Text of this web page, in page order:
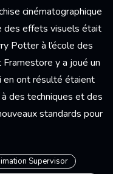
cinématographique
des effets visuels était
Potter à l’école des
y a joué un
en ont résulté étaient
des techniques et des
standards pour
Supervisor